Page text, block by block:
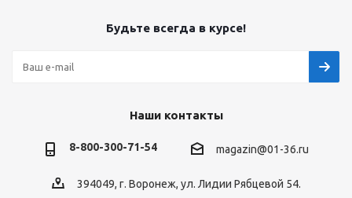
Будьте всегда в курсе!
Наши контакты
8-800-300-71-54 magazin@01-36.ru
394049, г. Воронеж, ул. Лидии Рябцевой 54.